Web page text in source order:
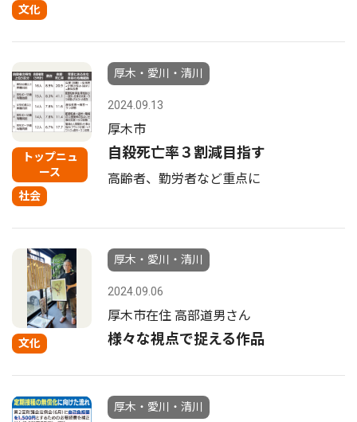
文化
トップニュ
ース
社会
厚木・愛川・清川
2024.09.13
厚木市
自殺死亡率３割減目指す
高齢者、勤労者など重点に
文化
厚木・愛川・清川
2024.09.06
厚木市在住 高部道男さん
様々な視点で捉える作品
厚木・愛川・清川